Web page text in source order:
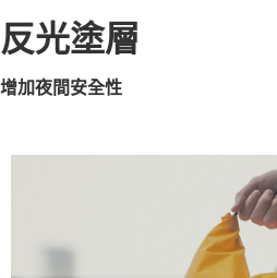
反光塗層
增加夜間安全性